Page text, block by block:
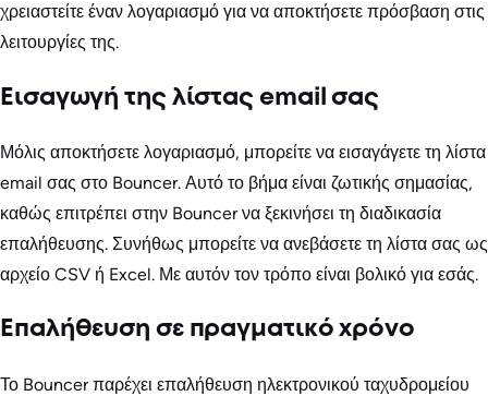
χρειαστείτε έναν λογαριασμό για να αποκτήσετε πρόσβαση στις
λειτουργίες της.
Εισαγωγή της λίστας email σας
Μόλις αποκτήσετε λογαριασμό, μπορείτε να εισαγάγετε τη λίστα
email σας στο Bouncer. Αυτό το βήμα είναι ζωτικής σημασίας,
καθώς επιτρέπει στην Bouncer να ξεκινήσει τη διαδικασία
επαλήθευσης. Συνήθως μπορείτε να ανεβάσετε τη λίστα σας ως
αρχείο CSV ή Excel. Με αυτόν τον τρόπο είναι βολικό για εσάς.
Επαλήθευση σε πραγματικό χρόνο
Το Bouncer παρέχει επαλήθευση ηλεκτρονικού ταχυδρομείου